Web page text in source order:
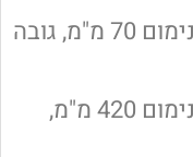
הרמה במצב 4 טון – גובה מינימום 70 מ"מ, גובה
הרמה במצב 5 טון – גובה מינימום 420 מ"מ,